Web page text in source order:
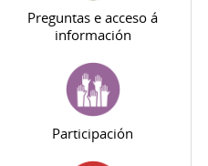
Preguntas e acceso á
información
Participación